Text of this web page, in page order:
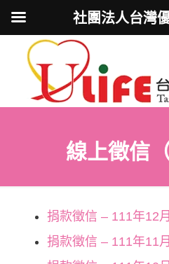
線上徵信
捐款徵信 – 111年12月
捐款徵信 – 111年11月
社團法人台灣